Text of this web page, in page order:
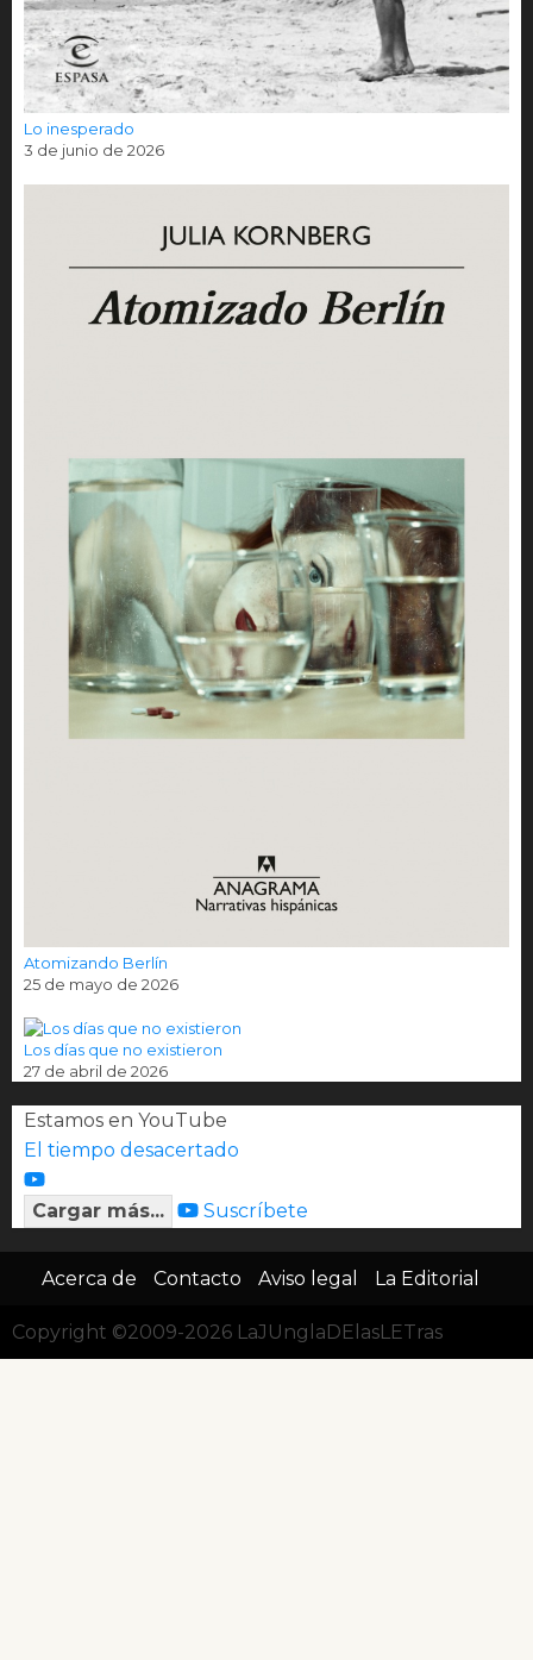
Lo inesperado
3 de junio de 2026
Atomizando Berlín
25 de mayo de 2026
Los días que no existieron
27 de abril de 2026
Estamos en YouTube
El tiempo desacertado
Cargar más... Suscríbete
Acerca de Contacto Aviso legal La Editorial
Copyright ©2009-2026 LaJUnglaDElasLETras